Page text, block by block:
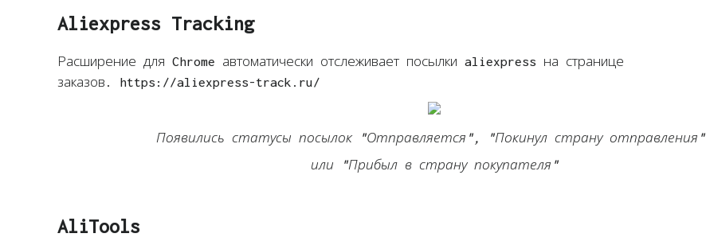
Aliexpress Tracking
Расширение для Chrome автоматически отслеживает посылки aliexpress на странице
заказов. https://aliexpress-track.ru/
Появились статусы посылок "Отправляется", "Покинул страну отправления"
или "Прибыл в страну покупателя"
AliTools